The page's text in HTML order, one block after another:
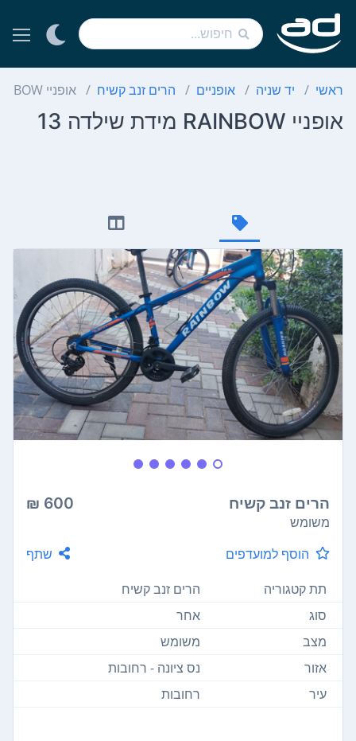
ראשי יד שניה אופניים הרים זנב קשיח אופניי RAINBOW מידת שילדה 13
אופניי RAINBOW מידת שילדה 13
הרים זנב קשיח 600 ₪
משומש
הוסף למועדפים
שתף
תת קטגוריה
הרים זנב קשיח
סוג
אחר
מצב
משומש
אזור
נס ציונה - רחובות
עיר
רחובות